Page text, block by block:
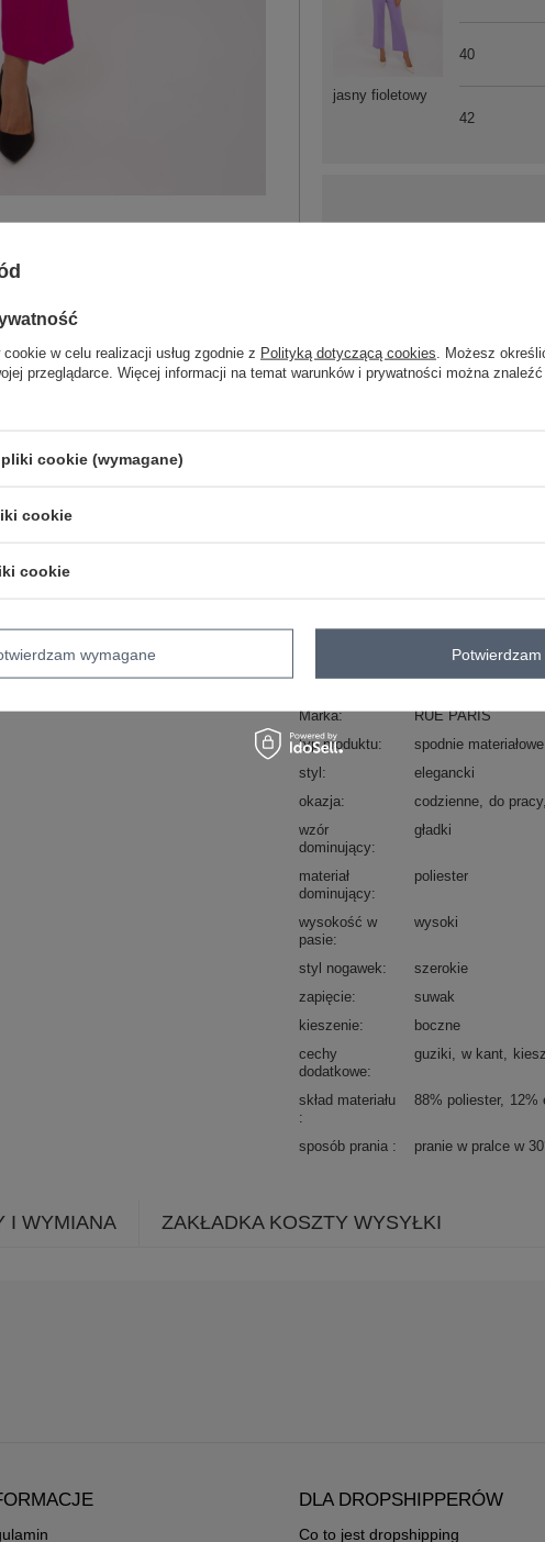
jasny fioletowy
40
42
40
Marka
RUE PARIS
typ produktu
spodnie materiałowe
styl
elegancki
okazja
codzienne do pracy
wzór
dominujący
gładki
materiał
dominujący
poliester
wysokość w
pasie
wysoki
styl nogawek
szerokie
zapięcie
suwak
kieszenie
boczne
cechy
dodatkowe
guziki w kant
skład materiału 88% poliester 12%
sposób prania pranie w pralce w
I WYMIANA ZAKŁADKA KOSZTY WYSYŁKI
DLA DROPSHIPPERÓW
Co to jest dropshipping
w celu realizacji usług zgodnie z Polityką dotyczącą cookies . Możesz
przeglądarce. Więcej informacji na temat warunków i prywatności można
cookie (wymagane)
cookie
cookie
wymagane